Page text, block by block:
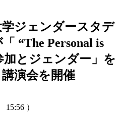
ジェンダースタデ
“The Personal is
加とジェンダー」を
演会を開催
15:56 ）